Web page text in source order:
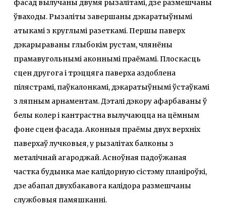
фасад вылучаны двумя рызалітамі, дзе размешчаны
ўваходы. Рызаліты завершаны дэкаратыўнымі
атыкамі з круглымі разеткамі. Першы паверх
дэкарыраваны глыбокім рустам, члянёны
прамавугольнымі аконнымі праёмамі. Плоскасць
сцен другога і трэццяга паверха аздоблена
пілястрамі, паўкалонкамі, дэкаратыўнымі ўстаўкамі
з ляпным арнаментам. Дэталі дэкору афарбаваны ў
белы колер і кантрастна вылучаюцца на цёмным
фоне сцен фасада. Аконныя праёмы двух верхніх
паверхаў лучковыя, у рызалітах балконы з
металічнай агароджай. Асноўная падоўжаная
частка будынка мае калідорную сістэму планіроўкі,
дзе абапал двухбакавога калідора размешчаны
службовыя памяшканні.